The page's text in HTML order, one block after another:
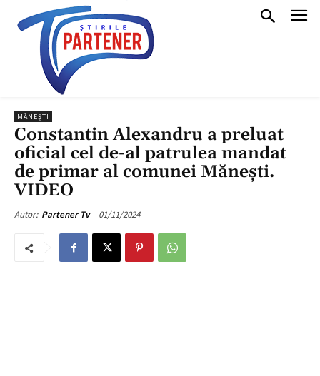
MĂNEȘTI
Constantin Alexandru a preluat
oficial cel de-al patrulea mandat
de primar al comunei Mănești.
VIDEO
Autor: Partener Tv 01/11/2024